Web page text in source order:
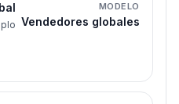
MODELO
Vendedores globales